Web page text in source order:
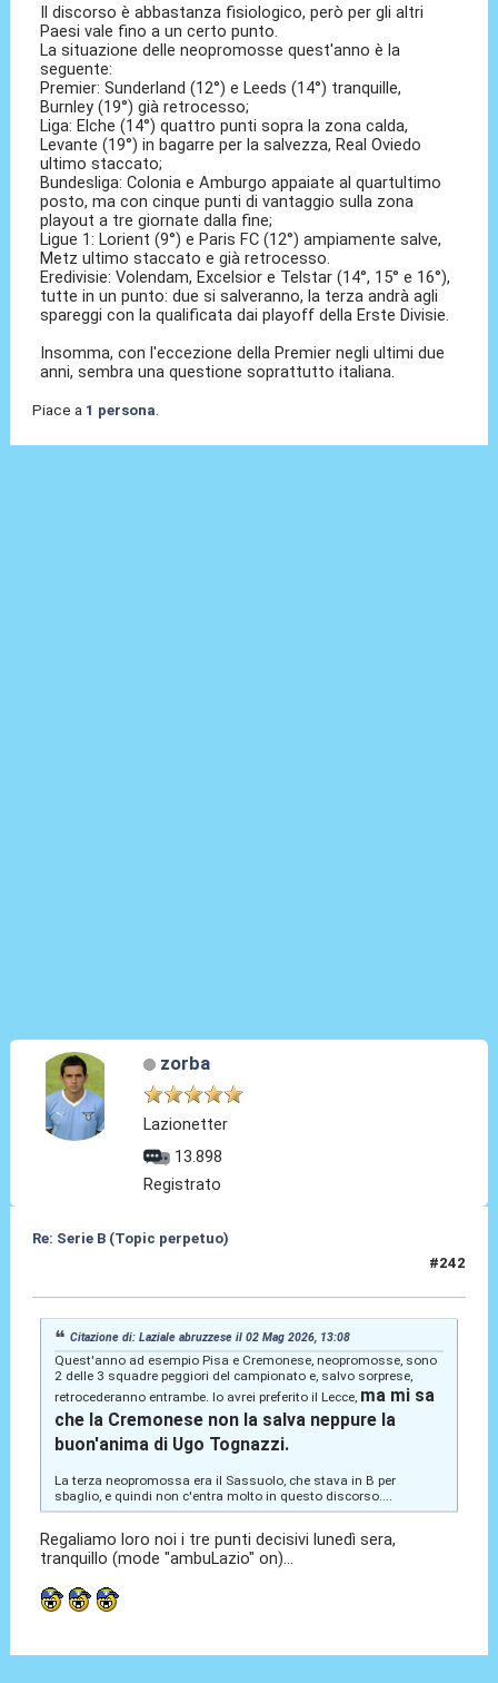
Il discorso è abbastanza fisiologico, però per gli altri
Paesi vale fino a un certo punto.
La situazione delle neopromosse quest'anno è la
seguente:
Premier: Sunderland (12°) e Leeds (14°) tranquille,
Burnley (19°) già retrocesso;
Liga: Elche (14°) quattro punti sopra la zona calda,
Levante (19°) in bagarre per la salvezza, Real Oviedo
ultimo staccato;
Bundesliga: Colonia e Amburgo appaiate al quartultimo
posto, ma con cinque punti di vantaggio sulla zona
playout a tre giornate dalla fine;
Ligue 1: Lorient (9°) e Paris FC (12°) ampiamente salve,
Metz ultimo staccato e già retrocesso.
Eredivisie: Volendam, Excelsior e Telstar (14°, 15° e 16°),
tutte in un punto: due si salveranno, la terza andrà agli
spareggi con la qualificata dai playoff della Erste Divisie.
Insomma, con l'eccezione della Premier negli ultimi due
anni, sembra una questione soprattutto italiana.
Piace a 1 persona
zorba
Lazionetter
13.898
Registrato
Re: Serie B (Topic perpetuo)
#242
Citazione di: Laziale abruzzese il 02 Mag 2026, 13:08
Quest'anno ad esempio Pisa e Cremonese, neopromosse, sono
2 delle 3 squadre peggiori del campionato e, salvo sorprese,
retrocederanno entrambe. Io avrei preferito il Lecce, ma mi sa
che la Cremonese non la salva neppure la
buon'anima di Ugo Tognazzi.
La terza neopromossa era il Sassuolo, che stava in B per
sbaglio, e quindi non c'entra molto in questo discorso....
Regaliamo loro noi i tre punti decisivi lunedì sera,
tranquillo (mode "ambuLazio" on)...